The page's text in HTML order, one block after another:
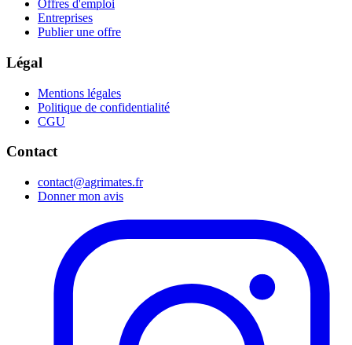
Offres d'emploi
Entreprises
Publier une offre
Légal
Mentions légales
Politique de confidentialité
CGU
Contact
contact@agrimates.fr
Donner mon avis